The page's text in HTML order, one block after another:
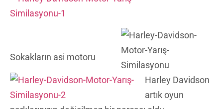
Sokakların asi motoru
Harley Davidson
artık oyun